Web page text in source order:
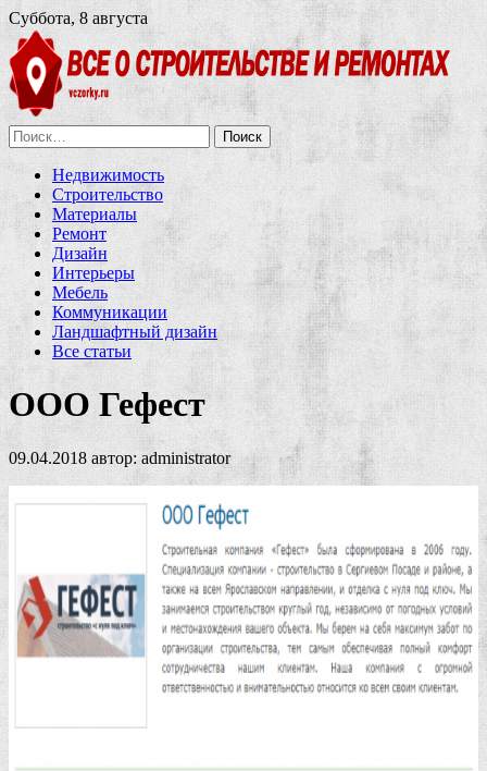
Суббота, 8 августа
Найти:
Недвижимость
Строительство
Материалы
Ремонт
Дизайн
Интерьеры
Мебель
Коммуникации
Ландшафтный дизайн
Все статьи
ООО Гефест
09.04.2018 автор:administrator